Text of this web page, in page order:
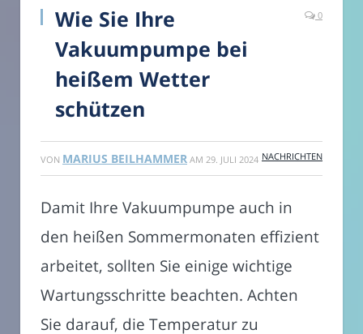
Wie Sie Ihre
Vakuumpumpe bei
heißem Wetter
schützen
0
VON MARIUS BEILHAMMER AM 29. JULI 2024 NACHRICHTEN
Damit Ihre Vakuumpumpe auch in
den heißen Sommermonaten effizient
arbeitet, sollten Sie einige wichtige
Wartungsschritte beachten. Achten
Sie darauf, die Temperatur zu